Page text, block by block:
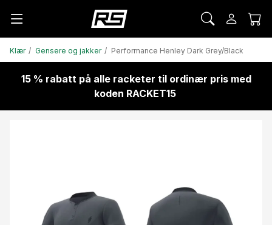
Klær Gensere og jakker Performance Henley Dark Grey/Black
15 % rabatt på alle racketer til ordinær pris med
koden RACKET15